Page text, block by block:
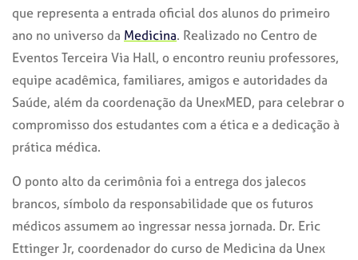
que representa a entrada oficial dos alunos do primeiro
ano no universo da Medicina. Realizado no Centro de
Eventos Terceira Via Hall, o encontro reuniu professores,
equipe acadêmica, familiares, amigos e autoridades da
Saúde, além da coordenação da UnexMED, para celebrar o
compromisso dos estudantes com a ética e a dedicação à
prática médica.
O ponto alto da cerimônia foi a entrega dos jalecos
brancos, símbolo da responsabilidade que os futuros
médicos assumem ao ingressar nessa jornada. Dr. Eric
Ettinger Jr, coordenador do curso de Medicina da Unex